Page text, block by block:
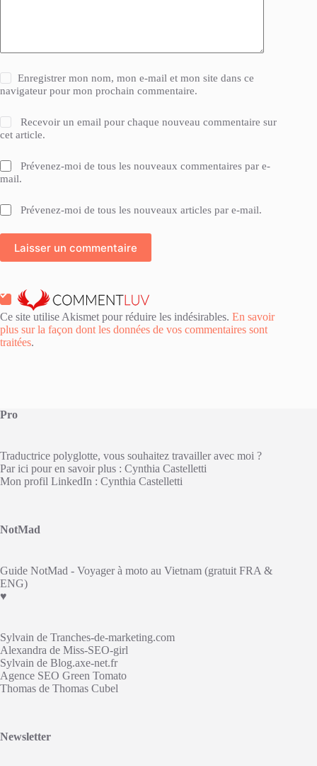
Enregistrer mon nom, mon e-mail et mon site dans ce
navigateur pour mon prochain commentaire.
Recevoir un email pour chaque nouveau commentaire sur
cet article.
Prévenez-moi de tous les nouveaux commentaires par e-
mail.
Prévenez-moi de tous les nouveaux articles par e-mail.
Laisser un commentaire
Ce site utilise Akismet pour réduire les indésirables. En savoir
plus sur la façon dont les données de vos commentaires sont
traitées.
Pro
Traductrice polyglotte, vous souhaitez travailler avec moi ?
Par ici pour en savoir plus : Cynthia Castelletti
Mon profil LinkedIn : Cynthia Castelletti
NotMad
Guide NotMad - Voyager à moto au Vietnam (gratuit FRA &
ENG)
♥
Sylvain de Tranches-de-marketing.com
Alexandra de Miss-SEO-girl
Sylvain de Blog.axe-net.fr
Agence SEO Green Tomato
Thomas de Thomas Cubel
Newsletter